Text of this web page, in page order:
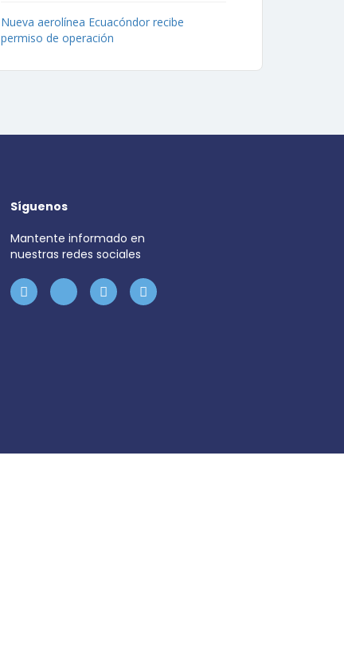
Nueva aerolínea Ecuacóndor recibe
permiso de operación
Síguenos
Mantente informado en
nuestras redes sociales